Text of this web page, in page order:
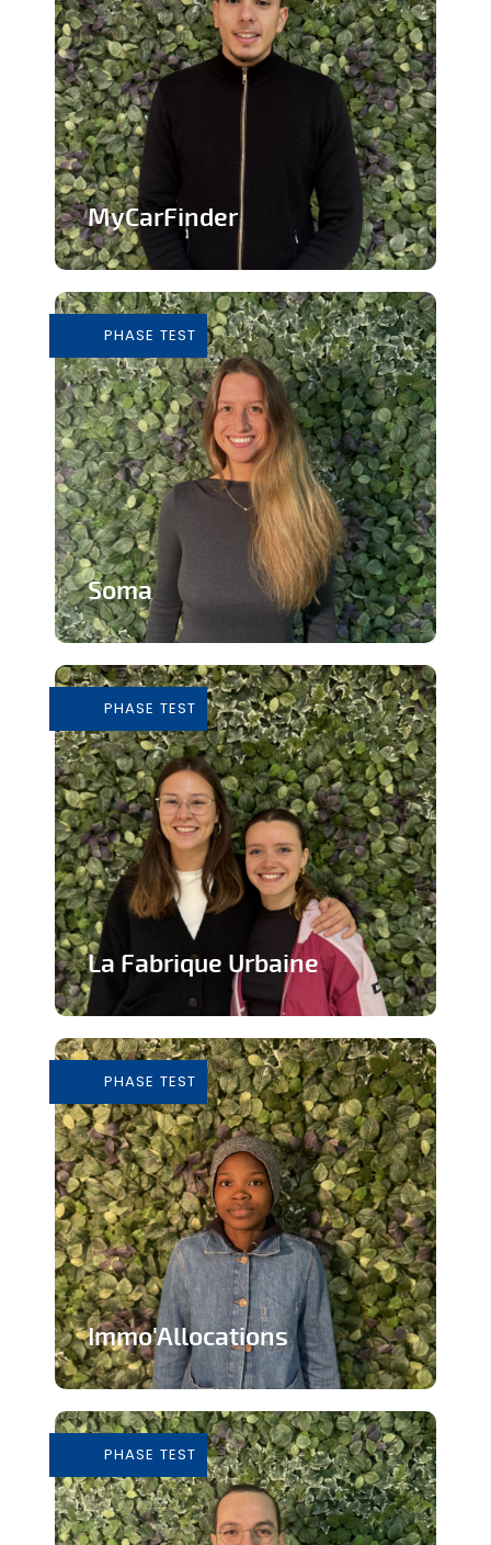
MyCarFinder
d'occasion
En savoir plus
PHASE TEST
Soma
immersive
En savoir plus
PHASE TEST
La Fabrique Urbaine
outils pour consommer de façon...
En savoir plus
PHASE TEST
Immo'Allocations
les personnes touchant des...
En savoir plus
PHASE TEST